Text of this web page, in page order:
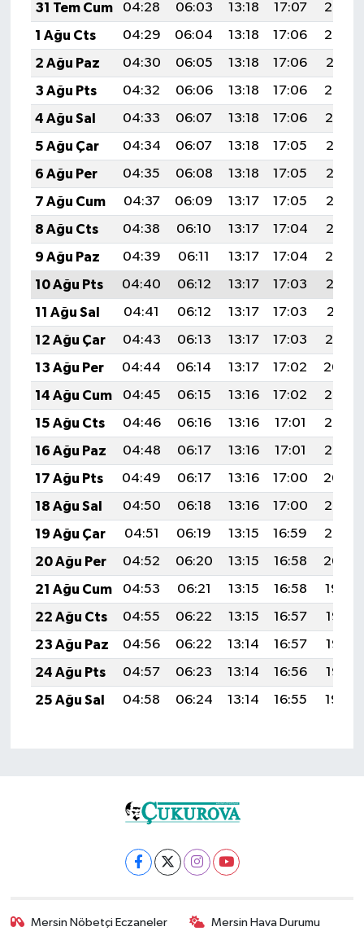
31 Tem Cum
04:28 06:03 13:18 17:07
20:23
1 Ağu Cts
04:29 06:04 13:18 17:06
20:22
2 Ağu Paz
04:30 06:05 13:18 17:06
20:21
3 Ağu Pts
04:32 06:06 13:18 17:06
20:20
4 Ağu Sal
04:33 06:07 13:18 17:06
20:19
5 Ağu Çar
04:34 06:07 13:18 17:05
20:18
6 Ağu Per
04:35 06:08 13:18 17:05
20:17
7 Ağu Cum
04:37 06:09 13:17 17:05
20:16
8 Ağu Cts
04:38 06:10 13:17 17:04
20:15
9 Ağu Paz
04:39 06:11 13:17 17:04
20:14
10 Ağu Pts
04:40 06:12 13:17 17:03
20:13
11 Ağu Sal
04:41 06:12 13:17 17:03
20:11
12 Ağu Çar
04:43 06:13 13:17 17:03
20:10
13 Ağu Per
04:44 06:14 13:17 17:02
20:09
14 Ağu Cum
04:45 06:15 13:16 17:02
20:08
15 Ağu Cts
04:46 06:16 13:16 17:01
20:07
16 Ağu Paz
04:48 06:17 13:16 17:01
20:05
17 Ağu Pts
04:49 06:17 13:16 17:00
20:04
18 Ağu Sal
04:50 06:18 13:16 17:00
20:03
19 Ağu Çar
04:51 06:19 13:15 16:59
20:02
20 Ağu Per
04:52 06:20 13:15 16:58
20:00
21 Ağu Cum
04:53 06:21 13:15 16:58
19:59
22 Ağu Cts
04:55 06:22 13:15 16:57
19:58
23 Ağu Paz
04:56 06:22 13:14 16:57
19:56
24 Ağu Pts
04:57 06:23 13:14 16:56
19:55
25 Ağu Sal
04:58 06:24 13:14 16:55 19:54
Mersin Nöbetçi Eczaneler Mersin Hava Durumu